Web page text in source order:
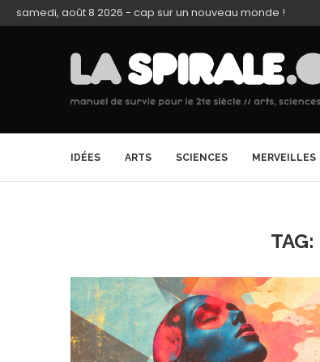
samedi, août 8 2026 - cap sur un nouveau monde !
IDÉES ARTS SCIENCES MERVEILLES
TAG: